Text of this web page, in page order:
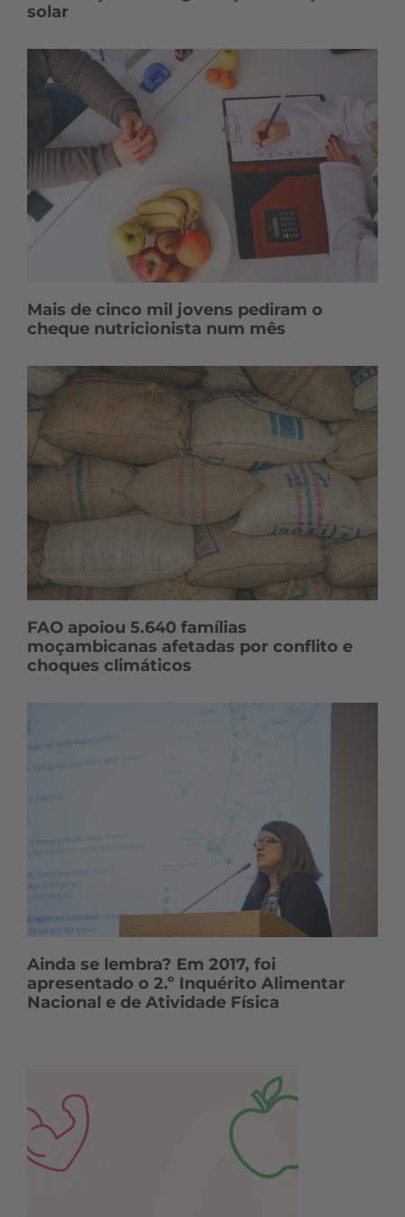
solar
Mais de cinco mil jovens pediram o
cheque nutricionista num mês
FAO apoiou 5.640 famílias
moçambicanas afetadas por conflito e
choques climáticos
Ainda se lembra? Em 2017, foi
apresentado o 2.º Inquérito Alimentar
Nacional e de Atividade Física